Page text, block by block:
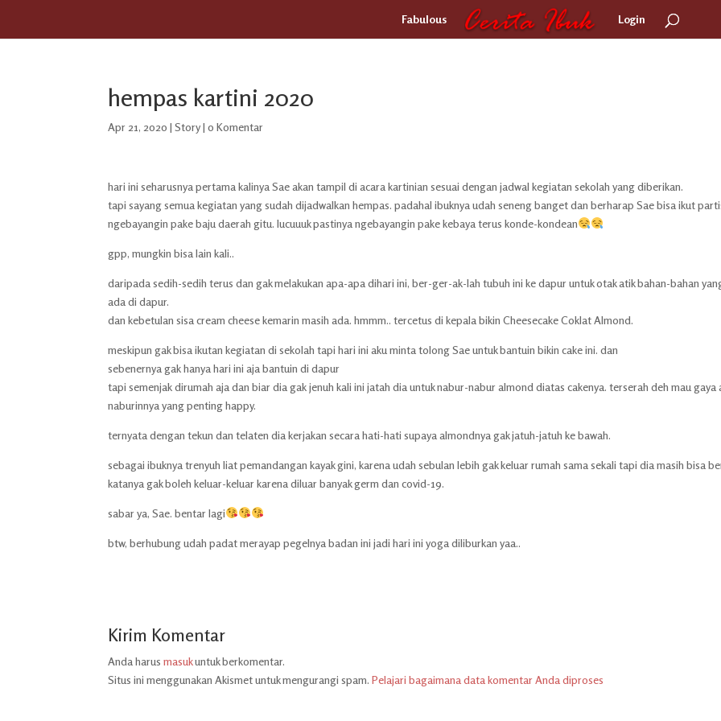
Fabulous Login
hempas kartini 2020
Apr 21, 2020 |Story|0 Komentar
hari ini seharusnya pertama kalinya Sae akan tampil di acara kartinian sesuai dengan jadwal kegiatan sekolah yang diberikan.
tapi sayang semua kegiatan yang sudah dijadwalkan hempas. padahal ibuknya udah seneng banget dan berharap Sae bisa ikut
ngebayangin pake baju daerah gitu. lucuuuk pastinya ngebayangin pake kebaya terus konde-kondean
gpp, mungkin bisa lain kali..
daripada sedih-sedih terus dan gak melakukan apa-apa dihari ini, ber-ger-ak-lah tubuh ini ke dapur untuk otak atik bahan-bahan
ada di dapur.
dan kebetulan sisa cream cheese kemarin masih ada. hmmm.. tercetus di kepala bikin Cheesecake Coklat Almond.
meskipun gak bisa ikutan kegiatan di sekolah tapi hari ini aku minta tolong Sae untuk bantuin bikin cake ini. dan
sebenernya gak hanya hari ini aja bantuin di dapur
tapi semenjak dirumah aja dan biar dia gak jenuh kali ini jatah dia untuk nabur-nabur almond diatas cakenya. terserah deh mau gaya
naburinnya yang penting happy.
ternyata dengan tekun dan telaten dia kerjakan secara hati-hati supaya almondnya gak jatuh-jatuh ke bawah.
sebagai ibuknya trenyuh liat pemandangan kayak gini, karena udah sebulan lebih gak keluar rumah sama sekali tapi dia masih bisa
katanya gak boleh keluar-keluar karena diluar banyak germ dan covid-19.
sabar ya, Sae. bentar lagi
btw, berhubung udah padat merayap pegelnya badan ini jadi hari ini yoga diliburkan yaa..
Kirim Komentar
Anda harusmasukuntuk berkomentar.
Situs ini menggunakan Akismet untuk mengurangi spam.Pelajari bagaimana data komentar Anda diproses